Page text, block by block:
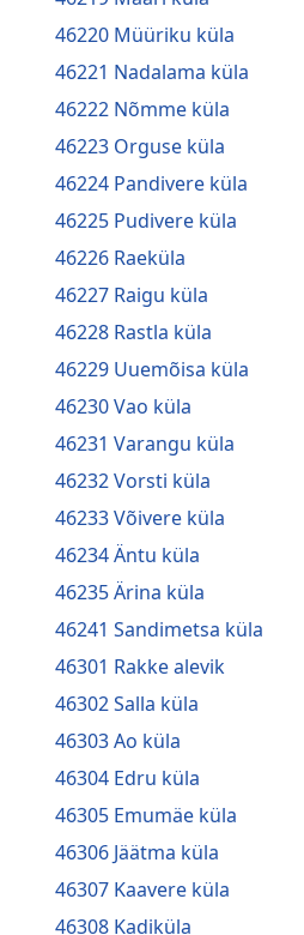
46220 Müüriku küla
46221 Nadalama küla
46222 Nõmme küla
46223 Orguse küla
46224 Pandivere küla
46225 Pudivere küla
46226 Raeküla
46227 Raigu küla
46228 Rastla küla
46229 Uuemõisa küla
46230 Vao küla
46231 Varangu küla
46232 Vorsti küla
46233 Võivere küla
46234 Äntu küla
46235 Ärina küla
46241 Sandimetsa küla
46301 Rakke alevik
46302 Salla küla
46303 Ao küla
46304 Edru küla
46305 Emumäe küla
46306 Jäätma küla
46307 Kaavere küla
46308 Kadiküla